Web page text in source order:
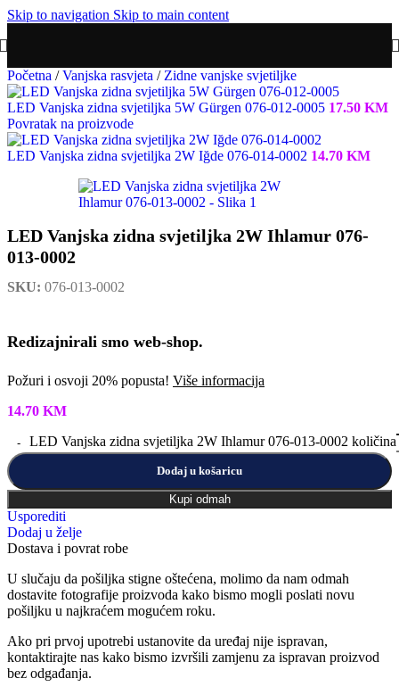
Skip to navigation Skip to main content
Početna / Vanjska rasvjeta / Zidne vanjske svjetiljke
LED Vanjska zidna svjetiljka 5W Gürgen 076-012-0005 17.50 KM
Povratak na proizvode
LED Vanjska zidna svjetiljka 2W Iğde 076-014-0002 14.70 KM
LED Vanjska zidna svjetiljka 2W Ihlamur 076-
013-0002
SKU: 076-013-0002
Redizajnirali smo web-shop.
Požuri i osvoji 20% popusta! Više informacija
14.70 KM
LED Vanjska zidna svjetiljka 2W Ihlamur 076-013-0002 količina
Dodaj u košaricu
Kupi odmah
Usporediti
Dodaj u želje
Dostava i povrat robe
U slučaju da pošiljka stigne oštećena, molimo da nam odmah
dostavite fotografije proizvoda kako bismo mogli poslati novu
pošiljku u najkraćem mogućem roku.
Ako pri prvoj upotrebi ustanovite da uređaj nije ispravan,
kontaktirajte nas kako bismo izvršili zamjenu za ispravan proizvod
bez odgađanja.